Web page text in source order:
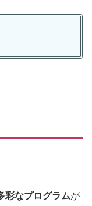
彩なプログラムが